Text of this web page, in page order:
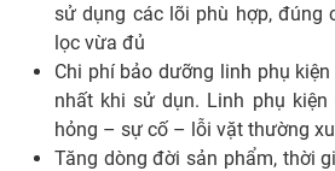
sử dụng các lõi phù hợp, đúng
lọc vừa đủ
Chi phí bảo dưỡng linh phụ
nhất khi sử dụn. Linh phụ
hỏng – sự cố – lỗi vặt thường
Tăng dòng đời sản phẩm, thời